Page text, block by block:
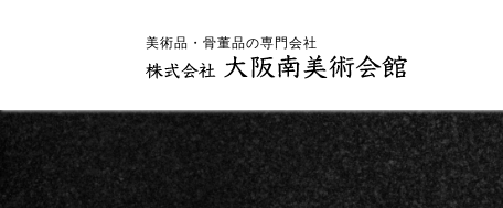
美術品・骨董品の専門会社